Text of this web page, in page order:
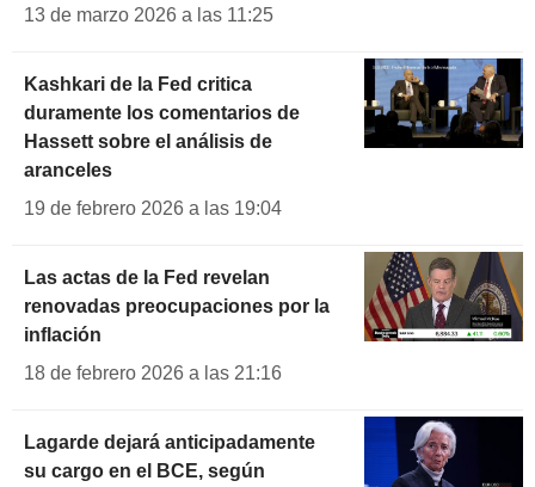
13 de marzo 2026 a las 11:25
Kashkari de la Fed critica
duramente los comentarios de
Hassett sobre el análisis de
aranceles
19 de febrero 2026 a las 19:04
Las actas de la Fed revelan
renovadas preocupaciones por la
inflación
18 de febrero 2026 a las 21:16
Lagarde dejará anticipadamente
su cargo en el BCE, según